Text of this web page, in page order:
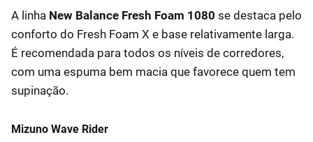
A linha New Balance Fresh Foam 1080 se destaca pelo
conforto do Fresh Foam X e base relativamente larga.
É recomendada para todos os níveis de corredores,
com uma espuma bem macia que favorece quem tem
supinação.
Mizuno Wave Rider